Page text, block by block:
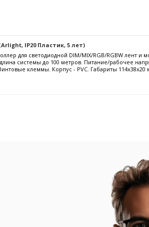
(Arlight, IP20 Пластик, 5 лет)
для светодиодной DIM/MIX/RGB/RGBW лент и
системы до 100 метров. Питание/рабочее
клеммы. Корпус - PVC. Габариты